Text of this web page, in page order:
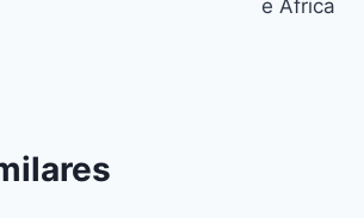
e África